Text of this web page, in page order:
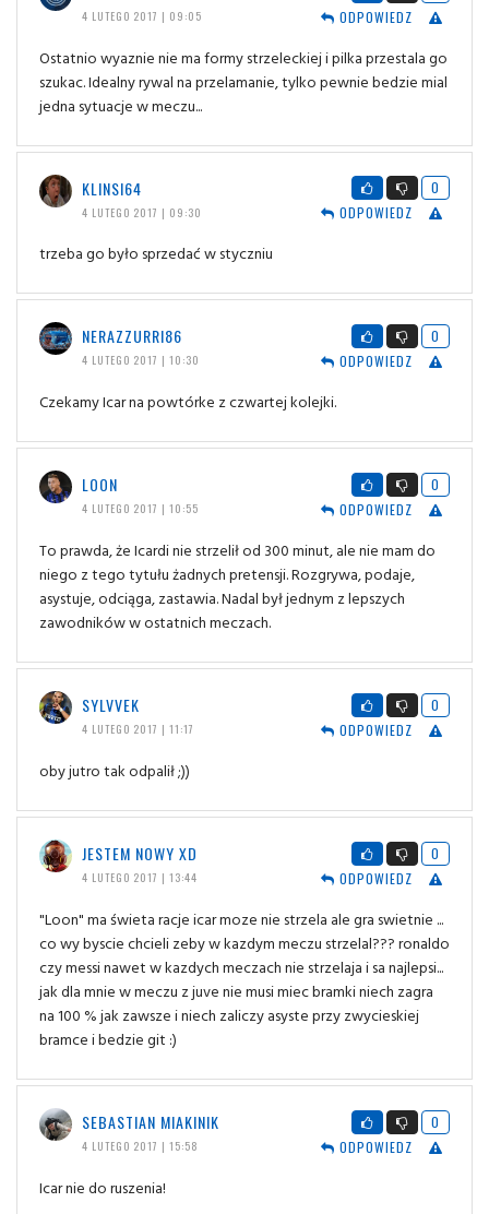
4 LUTEGO 2017 | 09:05
ODPOWIEDZ
Ostatnio wyaznie nie ma formy strzeleckiej i pilka przestala go
szukac. Idealny rywal na przelamanie, tylko pewnie bedzie mial
jedna sytuacje w meczu...
KLINSI64
4 LUTEGO 2017 | 09:30
0
ODPOWIEDZ
trzeba go było sprzedać w styczniu
NERAZZURRI86
4 LUTEGO 2017 | 10:30
0
ODPOWIEDZ
Czekamy Icar na powtórke z czwartej kolejki.
LOON
4 LUTEGO 2017 | 10:55
0
ODPOWIEDZ
To prawda, że Icardi nie strzelił od 300 minut, ale nie mam do
niego z tego tytułu żadnych pretensji. Rozgrywa, podaje,
asystuje, odciąga, zastawia. Nadal był jednym z lepszych
zawodników w ostatnich meczach.
SYLVVEK
4 LUTEGO 2017 | 11:17
0
ODPOWIEDZ
oby jutro tak odpalił ;))
JESTEM NOWY XD
4 LUTEGO 2017 | 13:44
0
ODPOWIEDZ
"Loon" ma świeta racje icar moze nie strzela ale gra swietnie ...
co wy byscie chcieli zeby w kazdym meczu strzelal??? ronaldo
czy messi nawet w kazdych meczach nie strzelaja i sa najlepsi...
jak dla mnie w meczu z juve nie musi miec bramki niech zagra
na 100 % jak zawsze i niech zaliczy asyste przy zwycieskiej
bramce i bedzie git :)
SEBASTIAN MIAKINIK
4 LUTEGO 2017 | 15:58
0
ODPOWIEDZ
Icar nie do ruszenia!